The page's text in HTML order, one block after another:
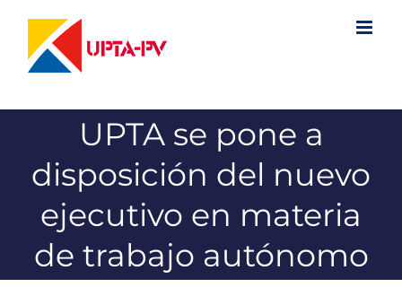
contenido
UPTA se pone a
disposición del nuevo
ejecutivo en materia
de trabajo autónomo